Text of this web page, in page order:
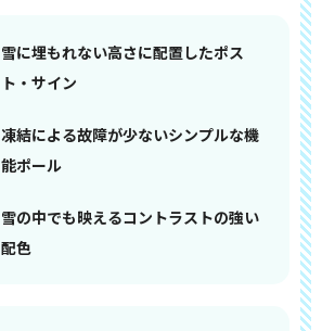
雪に埋もれない高さに配置したポス
ト・サイン
凍結による故障が少ないシンプルな機
能ポール
雪の中でも映えるコントラストの強い
配色